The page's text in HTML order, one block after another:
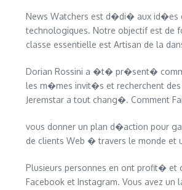
News Watchers est d�di� aux id�es
technologiques. Notre objectif est de
classe essentielle est Artisan de la
Dorian Rossini a �t� pr�sent�
les m�mes invit�s et recherchent
Jeremstar a tout chang�. Comment
vous donner un plan d�action pour
de clients Web � travers le monde et
Plusieurs personnes en ont profit� et
Facebook et Instagram. Vous avez